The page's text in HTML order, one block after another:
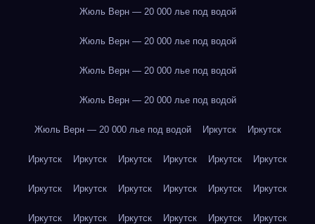
Жюль Верн — 20 000 лье под водой
Жюль Верн — 20 000 лье под водой
Жюль Верн — 20 000 лье под водой
Жюль Верн — 20 000 лье под водой
Жюль Верн — 20 000 лье под водой Иркутск Иркутск
Иркутск Иркутск Иркутск Иркутск Иркутск Иркутск
Иркутск Иркутск Иркутск Иркутск Иркутск Иркутск
Иркутск Иркутск Иркутск Иркутск Иркутск Иркутск